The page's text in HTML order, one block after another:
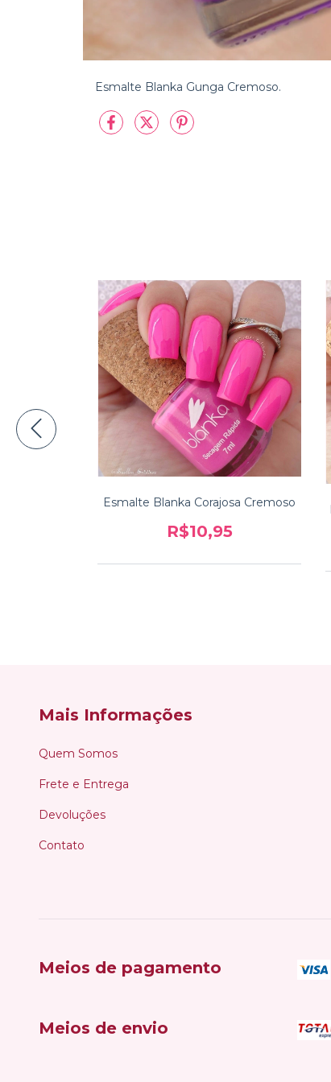
Esmalte Blanka Gunga Cremoso.
Esmalte Blanka Corajosa Cremoso
R$10,95
Mais Informações
Quem Somos
Frete e Entrega
Devoluções
Contato
Meios de pagamento
Meios de envio